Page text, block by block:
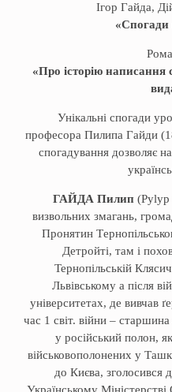
Ігор Гайда,
«Спогади
«Про історію написання
Унікальні спогади
професора Пилипа Гайди
спогадування дозволяє
ГАЙДА Пилип(Pylyp
визвольних змагань,
Пронятин
Детройтi, там і
Тернопiльськiй
Львiвському а після
університетах, де вивчав
час 1 свiт. вiйни – старшина
у російський полон,
військовополонених у
до Києва,